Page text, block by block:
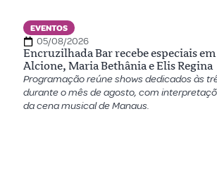
EVENTOS
05/08/2026
Encruzilhada Bar recebe especiais
Alcione, Maria Bethânia e Elis Regina
Programação reúne shows dedicados às
durante o mês de agosto, com
da cena musical de Manaus.